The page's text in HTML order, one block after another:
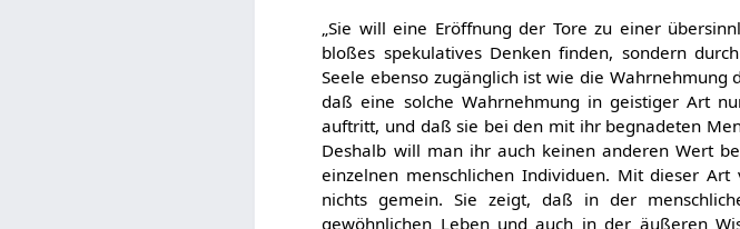
„Sie will eine Eröffnung der Tore zu einer
bloßes spekulatives Denken finden, sondern
Seele ebenso zugänglich ist wie die Wahrnehmung
daß eine solche Wahrnehmung in geistiger Art
auftritt, und daß sie bei den mit ihr begnadeten
Deshalb will man ihr auch keinen anderen Wert
einzelnen menschlichen Individuen. Mit dieser
nichts gemein. Sie zeigt, daß in der
gewöhnlichen Leben und auch in der äußeren